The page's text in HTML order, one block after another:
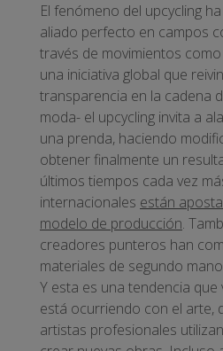
El fenómeno del upcycling
aliado perfecto en campos
través de movimientos como
una iniciativa global que
transparencia en la cadena
moda- el upcycling invita a
una prenda, haciendo
obtener finalmente un
últimos tiempos cada vez
internacionales están
modelo de producción.
creadores punteros han
materiales de segundo
Y esta es una tendencia que
está ocurriendo con el arte,
artistas profesionales